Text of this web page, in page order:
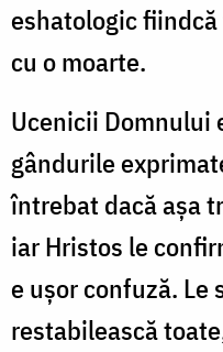
eshatologic
cu o moarte.
Ucenicii Domnului
gândurile
întrebat dacă așa
iar Hristos le
e ușor confuză. Le
restabilească